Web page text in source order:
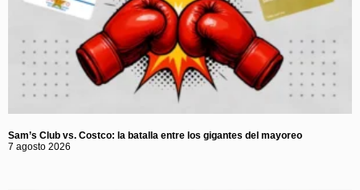
Sam’s Club vs. Costco: la batalla entre los gigantes del mayoreo
7 agosto 2026